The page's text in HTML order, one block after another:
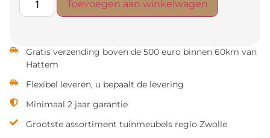
Toevoegen aan winkelwagen
Gratis verzending boven de 500 euro binnen 60km van
Hattem
Flexibel leveren, u bepaalt de levering
Minimaal 2 jaar garantie
Grootste assortiment tuinmeubels regio Zwolle